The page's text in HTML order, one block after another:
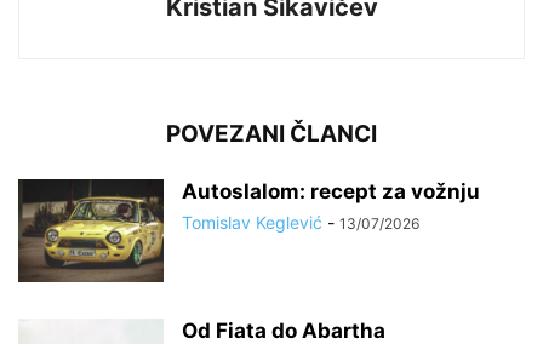
Kristian Sikavičev
POVEZANI ČLANCI
Autoslalom: recept za vožnju
Tomislav Keglević - 13/07/2026
Od Fiata do Abartha